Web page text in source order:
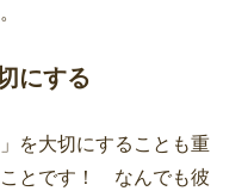
にする
を大切にすることも重
とです！ なんでも彼